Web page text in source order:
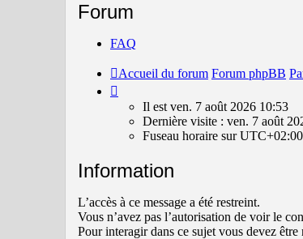
Forum
FAQ
Accueil du forum Forum phpBB
est
ven.
10:53
Il est ven. 7 août 2026 10:53
Dernière visite : ven. 7 août
Fuseau horaire surUTC+02:00
Information
L’accès à ce message a été restreint.
Vous n’avez pas l’autorisation de voir le
Pour interagir dans ce sujet vous devez être